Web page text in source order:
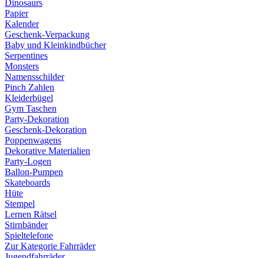
Dinosaurs
Papier
Kalender
Geschenk-Verpackung
Baby und Kleinkindbücher
Serpentines
Monsters
Namensschilder
Pinch Zahlen
Kleiderbügel
Gym Taschen
Party-Dekoration
Geschenk-Dekoration
Poppenwagens
Dekorative Materialien
Party-Logen
Ballon-Pumpen
Skateboards
Hüte
Stempel
Lernen Rätsel
Stirnbänder
Spieltelefone
Zur Kategorie Fahrräder